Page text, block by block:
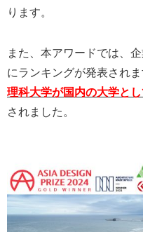
ります。
また、本アワードでは、
にランキングが発表され
理科大学が国内の大学とし
されました。